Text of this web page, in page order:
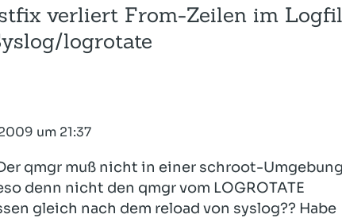
verliert From-Zeilen im
logrotate
um 21:37
qmgr muß nicht in einer schroot-Umgebung
denn nicht den qmgr vom LOGROTATE
gleich nach dem reload von syslog?? Habe